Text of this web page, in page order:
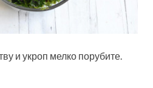
и укроп мелко порубите.